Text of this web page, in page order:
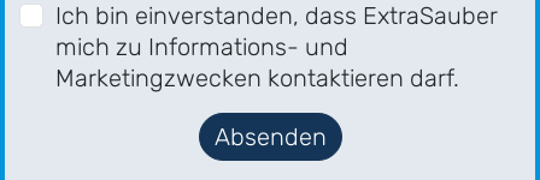
Ich bin einverstanden, dass ExtraSauber
mich zu Informations- und
Marketingzwecken kontaktieren darf.
Absenden